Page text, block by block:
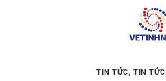
TIN TỨC,TIN